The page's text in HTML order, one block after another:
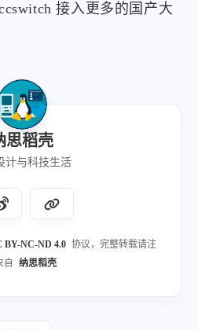
接入更多的国产大
思稻壳
计与科技生活
BY-NC-ND 4.0 协议，完整转载请注
自
纳思稻壳